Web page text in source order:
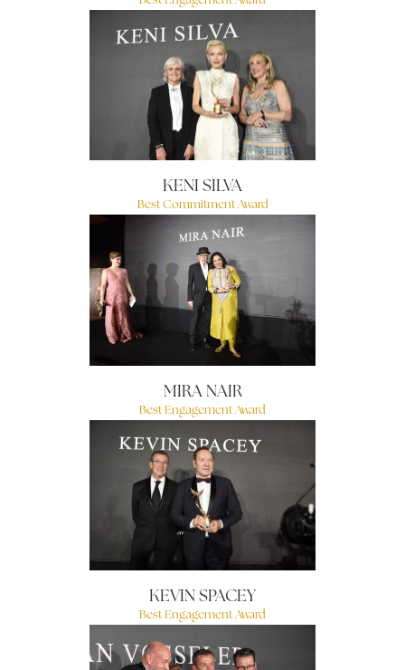
KENI SILVA
Best Commitment Award
MIRA NAIR
Best Engagement Award
KEVIN SPACEY
Best Engagement Award